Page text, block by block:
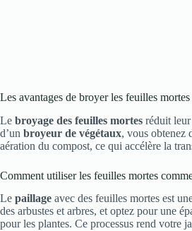
Les avantages de broyer les feuilles mortes
Le broyage des feuilles mortes réduit
d’un broyeur de végétaux, vous obtenez
aération du compost, ce qui accélère la
Comment utiliser les feuilles mortes
Le paillage avec des feuilles mortes est
des arbustes et arbres, et optez pour une
pour les plantes. Ce processus rend votre